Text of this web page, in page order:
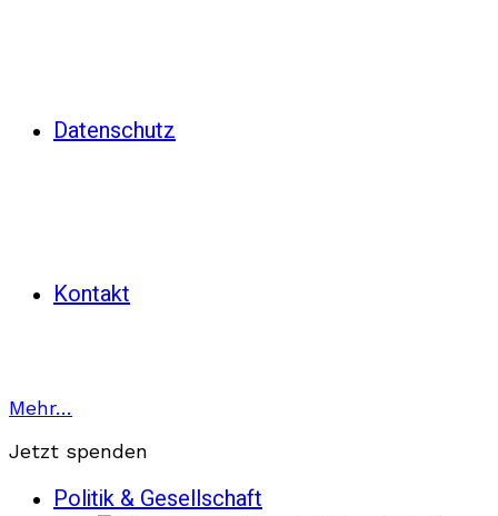
Datenschutz
Kontakt
Mehr…
Jetzt spenden
Politik & Gesellschaft